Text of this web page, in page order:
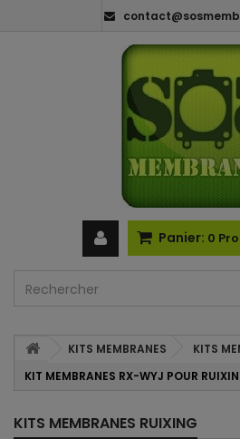
Panier: 0
KITS MEMBRANES
KITS
KIT MEMBRANES RX-WYJ POUR
KITS MEMBRANES RUIXING